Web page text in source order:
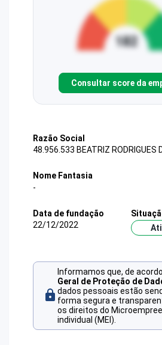
Consultar score da
Razão Social
48.956.533 BEATRIZ RODRIGUES
Nome Fantasia
-
Data de fundação
22/12/2022
Informamos que, de
Geral de Proteção de
dados pessoais estão
forma segura e
os direitos do
individual (MEI).